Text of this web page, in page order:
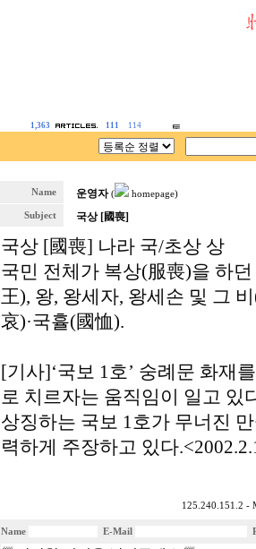
1,363 111 114
Name 운영자 ( homepage)
Subject 국상 [國喪]
국상 [國喪] 나라 국/초상 상
국민 전체가 복상(服喪)을 하
王), 왕, 왕세자, 왕세손 및 그
哀)·국휼(國恤).
[기사]‘국보 1호’ 숭례문 화재
로 치르자는 움직임이 일고 있
상징하는 국보 1호가 무너진
력하게 주장하고 있다
125.240.151.2 -
Name E-Mail